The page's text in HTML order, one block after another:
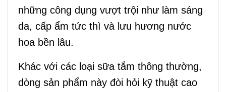
những công dụng vượt trội như làm sáng
da, cấp ẩm tức thì và lưu hương nước
hoa bền lâu.
Khác với các loại sữa tắm thông thường,
dòng sản phẩm này đòi hỏi kỹ thuật cao